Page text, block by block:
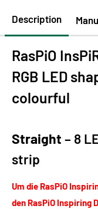
Description
RasPiO
RGB LED
colourful
Straight – 8
strip
Um die RasPiO
den RasPiO Inspiring